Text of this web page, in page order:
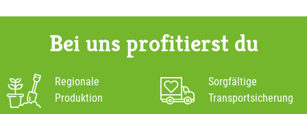
Bei uns profitierst du
Regionale
Produktion
Sorgfältige
Transportsicherung